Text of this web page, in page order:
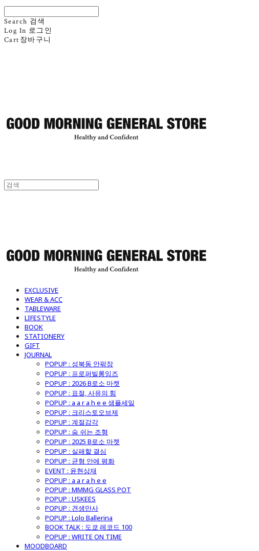
Search 검색
Log In 로그인
Cart 장바구니
EXCLUSIVE
WEAR & ACC
TABLEWARE
LIFESTYLE
BOOK
STATIONERY
GIFT
JOURNAL
POPUP : 성북동 안팎장
POPUP : 프로퍼빌롱잉즈
POPUP : 2026 B로소 마켓
POPUP : 표절, 사유의 힘
POPUP : a a r a h e e 샘플세일
POPUP : 크리스토오브제
POPUP : 계절감각
POPUP : 숨 쉬는 조형
POPUP : 2025 B로소 마켓
POPUP : 실패할 결심
POPUP : 균형 안에 평화
EVENT : 윤현상재
POPUP : a a r a h e e
POPUP : MMMG GLASS POT
POPUP : USKEES
POPUP : 견생만사
POPUP : Lolo Ballerina
BOOK TALK : 도쿄 레코드 100
POPUP : WRITE ON TIME
MOODBOARD